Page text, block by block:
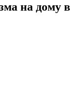
на дому в